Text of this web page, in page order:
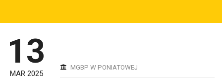
13
MAR 2025
MGBP W PONIATOWEJ